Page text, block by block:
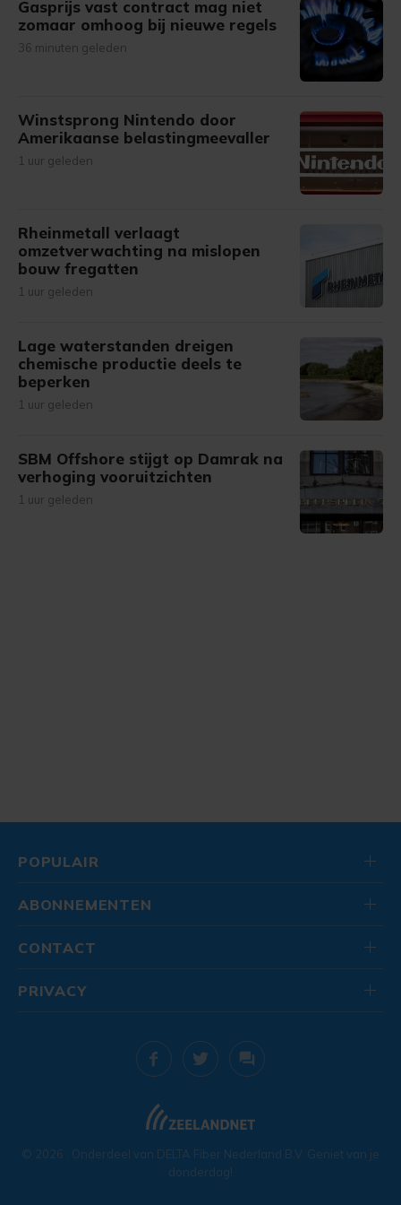
Gasprijs vast contract mag niet
zomaar omhoog bij nieuwe regels
36 minuten geleden
Winstsprong Nintendo door
Amerikaanse belastingmeevaller
1 uur geleden
Rheinmetall verlaagt
omzetverwachting na mislopen
bouw fregatten
1 uur geleden
Lage waterstanden dreigen
chemische productie deels te
beperken
1 uur geleden
SBM Offshore stijgt op Damrak na
verhoging vooruitzichten
1 uur geleden
POPULAIR
ABONNEMENTEN
CONTACT
© 2026 . Onderdeel van DELTA Fiber Nederland B.V. Geniet van je
donderdag!
PRIVACY